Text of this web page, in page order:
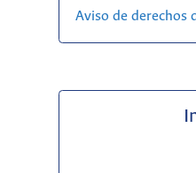
Aviso de derechos